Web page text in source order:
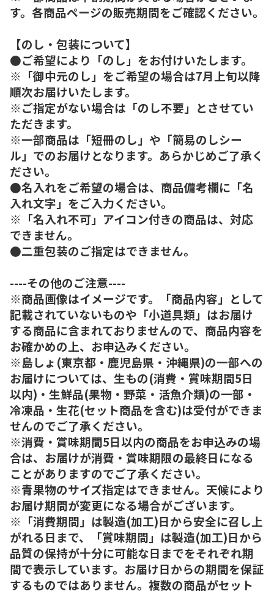
す。各商品ページの販売期間をご確認ください。
【のし・包装について】
●ご希望により「のし」をお付けいたします。
※「御中元のし」をご希望の場合は7月上旬以降
順次お届けいたします。
※ご指定がない場合は「のし不要」とさせてい
ただきます。
※一部商品は「短冊のし」や「簡易のしシー
ル」でのお届けとなります。あらかじめご了承く
ださい。
●名入れをご希望の場合は、商品備考欄に「名
入れ文字」をご入力ください。
※「名入れ不可」アイコン付きの商品は、対応
できません。
●二重包装のご指定はできません。
----その他のご注意----
※商品画像はイメージです。「商品内容」として
記載されていないものや「小道具類」はお届け
する商品に含まれておりませんので、商品内容を
お確かめの上、お申込みください。
※島しょ(東京都・鹿児島県・沖縄県)の一部への
お届けについては、生もの(消費・賞味期間5日
以内)・生鮮品(果物・野菜・活魚介類)の一部・
冷凍品・生花(セット商品を含む)は受付ができま
せんのでご了承ください。
※消費・賞味期間5日以内の商品をお申込みの場
合は、お届けが消費・賞味期限の最終日になる
ことがありますのでご了承ください。
※青果物のサイズ指定はできません。天候により
お届け期間が変更になる場合がございます。
※「消費期間」は製造(加工)日から安全に召し上
がれる日まで、「賞味期間」は製造(加工)日から
品質の保持が十分に可能な日までをそれぞれ期
間で表示しています。お届け日からの期間を保証
するものではありません。複数の商品がセット